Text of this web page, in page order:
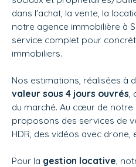
dans l'achat, la vente, la
notre agence immobilière à
service complet pour
immobiliers.
Nos estimations, réalisées à
valeur sous 4 jours ouvrés,
du marché. Au cœur de
proposons des services de
HDR, des vidéos avec drone,
Pour la gestion locative,